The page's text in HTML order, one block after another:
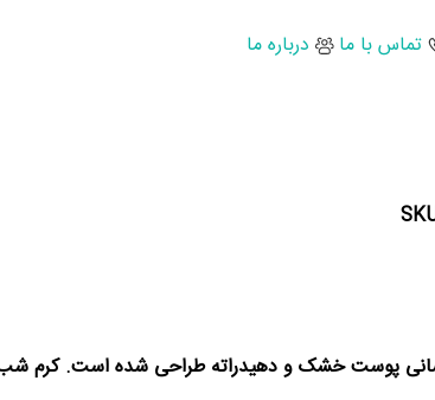
تماس با ما درباره ما
پوست خشک و دهیدراته طراحی شده است. کرم